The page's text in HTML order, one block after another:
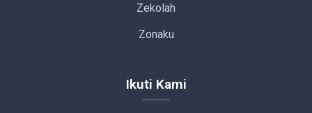
Zekolah
Zonaku
Ikuti Kami